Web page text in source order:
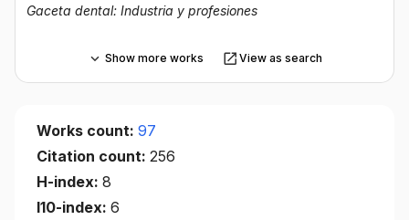
Gaceta dental: Industria y profesiones
Show more works View as search
Works count: 97
Citation count: 256
H-index: 8
I10-index: 6